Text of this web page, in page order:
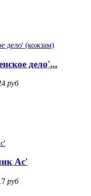
дело'...
руб
Ас'
руб